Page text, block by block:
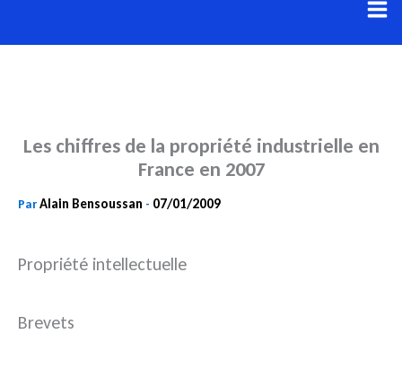
au
Les chiffres de la propriété industrielle en
France en 2007
ParAlain Bensoussan - 07/01/2009
Propriété intellectuelle
Brevets